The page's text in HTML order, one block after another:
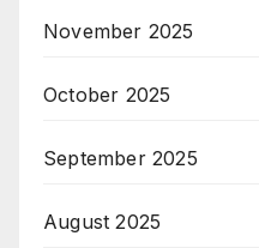
November 2025
October 2025
September 2025
August 2025